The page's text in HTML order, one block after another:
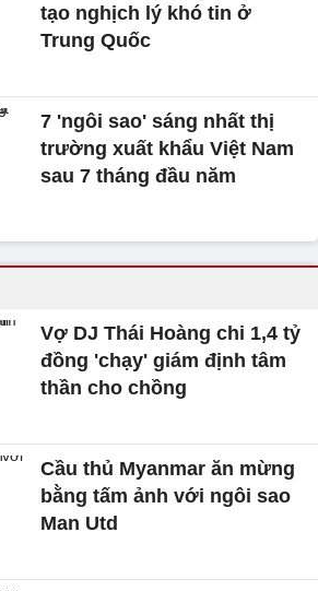
tạo nghịch lý khó tin ở
Trung Quốc
7 'ngôi sao' sáng nhất thị
trường xuất khẩu Việt Nam
sau 7 tháng đầu năm
Vợ DJ Thái Hoàng chi 1,4 tỷ
đồng 'chạy' giám định tâm
thần cho chồng
Cầu thủ Myanmar ăn mừng
bằng tấm ảnh với ngôi sao
Man Utd